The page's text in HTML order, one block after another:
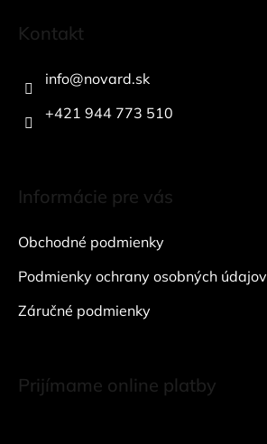
Kontakt
info@novard.sk
+421 944 773 510
Informácie pre vás
Obchodné podmienky
Podmienky ochrany osobných údajov
Záručné podmienky
Prijímame online platby